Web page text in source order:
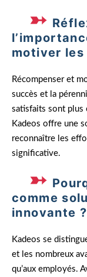
motiver les
Récompenser et
succès et la
satisfaits sont plus
Kadeos offre une
reconnaître les
significative.
comme
innovante ?
Kadeos se
et les nombreux
qu’aux employés.